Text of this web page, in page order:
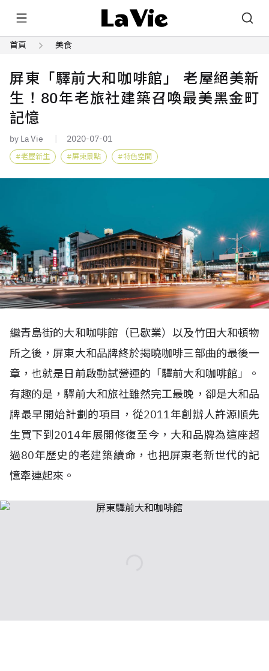
首頁 美食
屏東「驛前大和咖啡館」 老屋絕美新
生！80年老旅社建築召喚最美黑金町
記憶
by La Vie 2020-07-01
老屋新生 屏東景點 特色空間
繼青島街的大和咖啡館（已歇業）以及竹田大和頓物
所之後，屏東大和品牌終於揭曉咖啡三部曲的最後一
章，也就是日前啟動試營運的「驛前大和咖啡館」。
有趣的是，驛前大和旅社雖然完工最晚，卻是大和品
牌最早開始計劃的項目，從2011年創辦人許源順先
生買下到2014年展開修復至今，大和品牌為這座超
過80年歷史的老建築續命，也把屏東老新世代的記
憶牽連起來。